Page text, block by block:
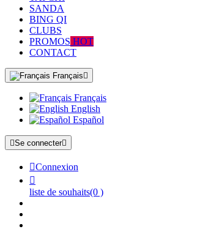
SANDA
BING QI
CLUBS
PROMOS HOT
CONTACT
Français 
Français
English
Español
Se connecter
Connexion

liste de souhaits(0 )